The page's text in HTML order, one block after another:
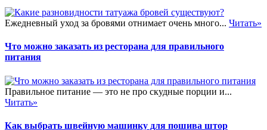
Ежедневный уход за бровями отнимает очень много... Читать»
Что можно заказать из ресторана для правильного
питания
Правильное питание — это не про скудные порции и...
Читать»
Как выбрать швейную машинку для пошива штор